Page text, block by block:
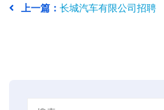
上一篇： 长城汽车有限公司招聘